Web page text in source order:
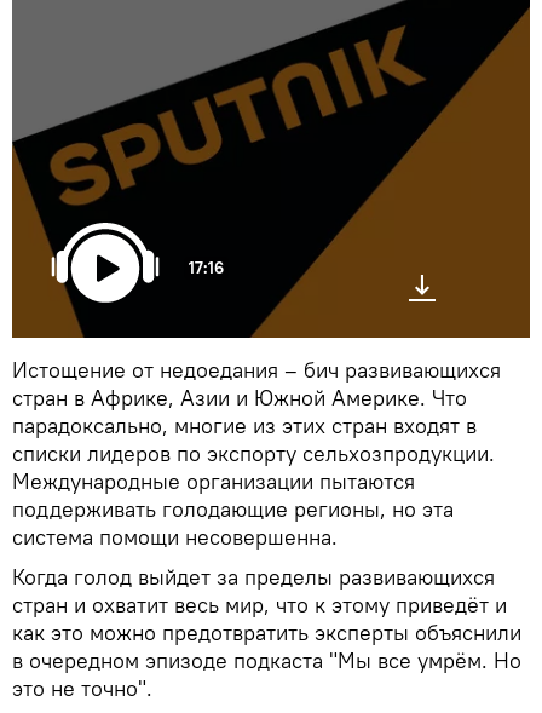
17:16
Истощение от недоедания – бич развивающихся
стран в Африке, Азии и Южной Америке. Что
парадоксально, многие из этих стран входят в
списки лидеров по экспорту сельхозпродукции.
Международные организации пытаются
поддерживать голодающие регионы, но эта
система помощи несовершенна.
Когда голод выйдет за пределы развивающихся
стран и охватит весь мир, что к этому приведёт и
как это можно предотвратить эксперты объяснили
в очередном эпизоде подкаста "Мы все умрём. Но
это не точно".